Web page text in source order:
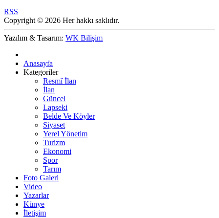
RSS
Copyright © 2026 Her hakkı saklıdır.
Yazılım & Tasarım: WK Bilişim
Anasayfa
Kategoriler
Resmî İlan
İlan
Güncel
Lapseki
Belde Ve Köyler
Siyaset
Yerel Yönetim
Turizm
Ekonomi
Spor
Tarım
Foto Galeri
Video
Yazarlar
Künye
İletişim